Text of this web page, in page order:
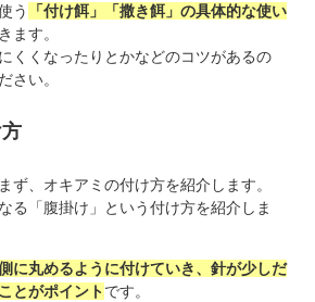
う
「付け餌」「撒き餌」の具体的な使い
ます。
くくなったりとかなどのコツがあるの
さい。
ず、オキアミの付け方を紹介します。
る「腹掛け」という付け方を紹介しま
に丸めるように付けていき、針が少しだ
とがポイントです。